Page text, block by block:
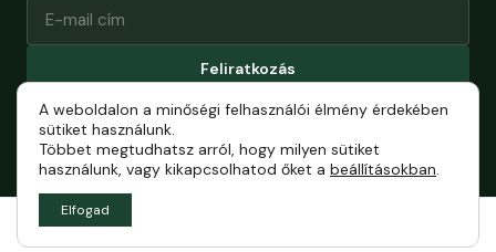
Feliratkozás
Bármikor leiratkozhatsz.
A weboldalon a minőségi felhasználói élmény érdekében
sütiket használunk.
Többet megtudhatsz arról, hogy milyen sütiket
használunk, vagy kikapcsolhatod őket a beállításokban.
Elfogad